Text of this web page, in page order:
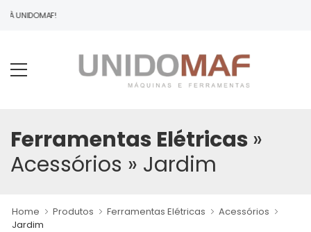
À UNIDOMAF!
Ferramentas Elétricas»
Acessórios » Jardim
Home Produtos Ferramentas Elétricas
Acessórios
Jardim